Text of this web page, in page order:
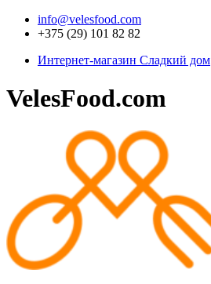
info@velesfood.com
+375 (29) 101 82 82
Интернет-магазин Сладкий дом
VelesFood.com